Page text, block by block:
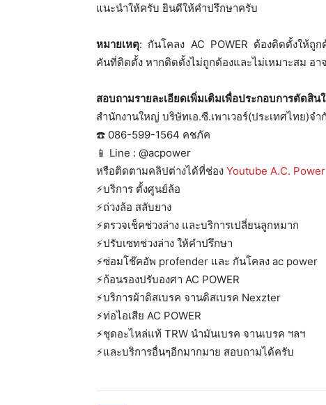
แนะนำให้ครับ ยินดีให้คำปรึกษาครับ
หมายเหตุ: กันโคลง AC POWER ต้องติดตั้งให้ถูก
คันที่ติดตั้ง หากติดตั้งไม่ถูกต้องและไม่เหมาะสม อา
สอบถามรายละเอียดเพิ่มเติมเพื่อประกอบการตัดสิน
สำนักงานใหญ่ บริษัทเอ.ซี.เพาเวอร์(ประเทศไทย)จำ
☎️ 086-599-1564 คชภัค
📱 Line : @acpower
หรือติดตามคลิปต่างได้ที่ช่อง Youtube A.C.
⚡️บริการ ตั้งศูนย์ล้อ
⚡️ถ่วงล้อ สลับยาง
⚡️ตรวจเช็คช่วงล่าง และบริการเปลี่ยนลูกหมาก
⚡️ปรับเซทช่วงล่าง ให้คำปรึกษา
⚡️ซ่อมโช๊คอัพ profender และ กันโคลง ac power
⚡️ก้อนรองปรับองศา AC POWER
⚡️บริการผ้าดิสเบรค จานดิสเบรค Nexzter
⚡️ท่อไอเสีย AC POWER
⚡️ชุดอะไหล่แท้ TRW นำมันเบรค จานเบรค ฯลฯ
⚡️และบริการอื่นๆอีกมากมาย สอบถามได้ครับ